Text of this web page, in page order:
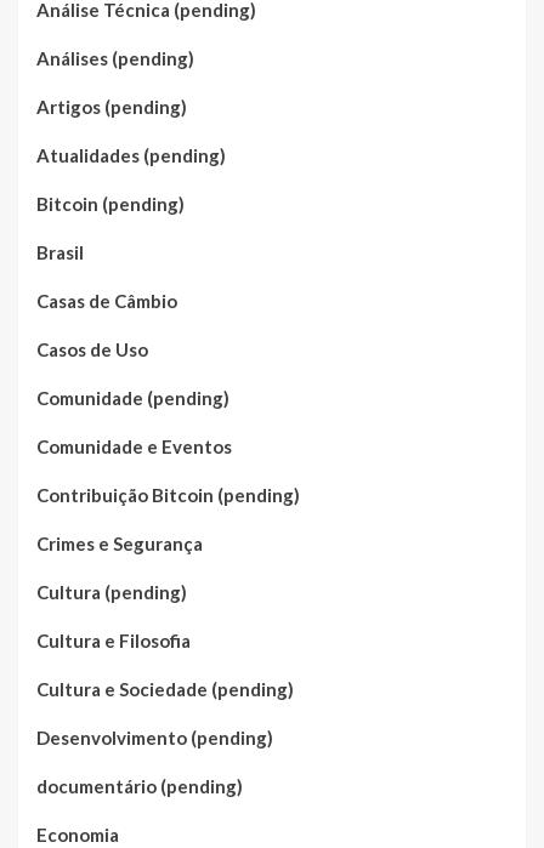
Análise Técnica (pending)
Análises (pending)
Artigos (pending)
Atualidades (pending)
Bitcoin (pending)
Brasil
Casas de Câmbio
Casos de Uso
Comunidade (pending)
Comunidade e Eventos
Contribuição Bitcoin (pending)
Crimes e Segurança
Cultura (pending)
Cultura e Filosofia
Cultura e Sociedade (pending)
Desenvolvimento (pending)
documentário (pending)
Economia